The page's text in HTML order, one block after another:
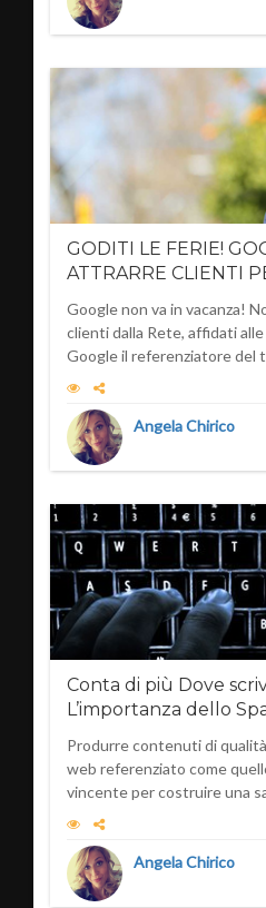
GODITI LE FERIE!
ATTRARRE CLIENTI
Google non va in vacanza!
clienti dalla Rete, affidati
Google il referenziatore del
Angela Chirico
Conta di più Dove
L’importanza dello
Produrre contenuti di
web referenziato come
vincente per costruire una
Angela Chirico